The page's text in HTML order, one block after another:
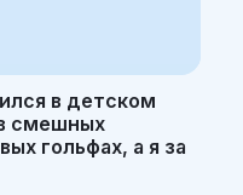
в детском
смешных
гольфах, а я за